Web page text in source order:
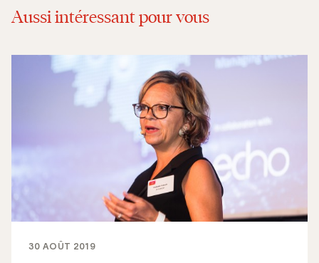
Aussi intéressant pour vous
30 AOÛT 2019